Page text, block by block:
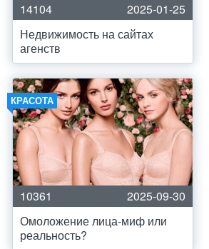
14104
2025-01-25
Недвижимость на сайтах
агенств
КРАСОТА
10361
2025-09-30
Омоложение лица-миф или
реальность?